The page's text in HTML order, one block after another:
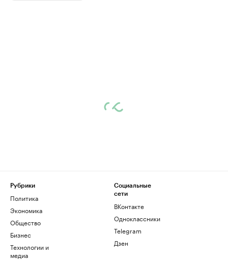
Рубрики
Политика
Экономика
Общество
Бизнес
Технологии и
медиа
Социальные
сети
ВКонтакте
Одноклассники
Telegram
Дзен